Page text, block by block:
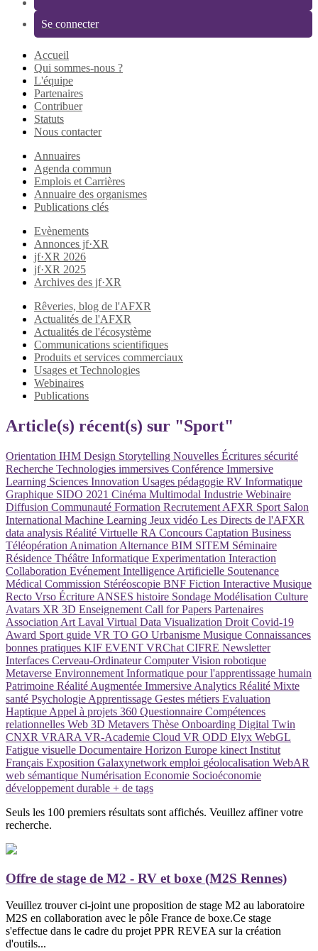
Se connecter
Accueil
Qui sommes-nous ?
L'équipe
Partenaires
Contribuer
Statuts
Nous contacter
Annuaires
Agenda commun
Emplois et Carrières
Annuaire des organismes
Publications clés
Evènements
Annonces jf·XR
jf·XR 2026
jf·XR 2025
Archives des jf·XR
Rêveries, blog de l'AFXR
Actualités de l'AFXR
Actualités de l'écosystème
Communications scientifiques
Produits et services commerciaux
Usages et Technologies
Webinaires
Publications
Article(s) récent(s) sur "Sport"
Orientation IHM Design Storytelling Nouvelles Écritures sécurité
Recherche Technologies immersives Conférence Immersive
Learning Sciences Innovation Usages pédagogie RV Informatique
Graphique SIDO 2021 Cinéma Multimodal Industrie Webinaire
Diffusion Communauté Formation Recrutement AFXR Sport Salon
International Machine Learning Jeux vidéo Les Directs de l'AFXR
data analysis Réalité Virtuelle RA Concours Captation Business
Téléopération Animation Alternance BIM SITEM Séminaire
Résidence Théâtre Informatique Experimentation Interaction
Collaboration Evénement Intelligence Artificielle Soutenance
Médical Commission Stéréoscopie BNF Fiction Interactive Musique
Recto Vrso Écriture ANSES histoire Sondage Modélisation Culture
Avatars XR 3D Enseignement Call for Papers Partenaires
Association Art Laval Virtual Data Visualization Droit Covid-19
Award Sport guide VR TO GO Urbanisme Musique Connaissances
bonnes pratiques KIF EVENT VRChat CIFRE Newsletter
Interfaces Cerveau-OrdinateurComputer Vision robotique
Metaverse Environnement Informatique pour l'apprentissage humain
Patrimoine Réalité Augmentée Immersive Analytics Réalité Mixte
santé Psychologie Apprentissage Gestes métiers Evaluation
Haptique Appel à projets 360 Questionnaire Compétences
relationnelles Web 3D Metavers Thèse Onboarding Digital Twin
CNXR VRARA VR-Academie Cloud VR ODD Elyx WebGL
Fatigue visuelle Documentaire Horizon Europe kinect Institut
Français Exposition Galaxynetwork emploi géolocalisation WebAR
web sémantique Numérisation Economie Socioéconomie
développement durable + de tags
Seuls les 100 premiers résultats sont affichés. Veuillez affiner votre
recherche.
Offre de stage de M2 - RV et boxe (M2S Rennes)
Veuillez trouver ci-joint une proposition de stage M2 au laboratoire
M2S en collaboration avec le pôle France de boxe.Ce stage
s'effectue dans le cadre du projet PPR REVEA sur la création
d'outils...